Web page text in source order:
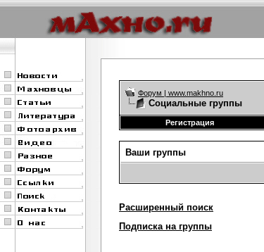
Форум | www.makhno.ru
Социальные группы
Регистрация
Ваши группы
Расширенный поиск
Подписка на группы